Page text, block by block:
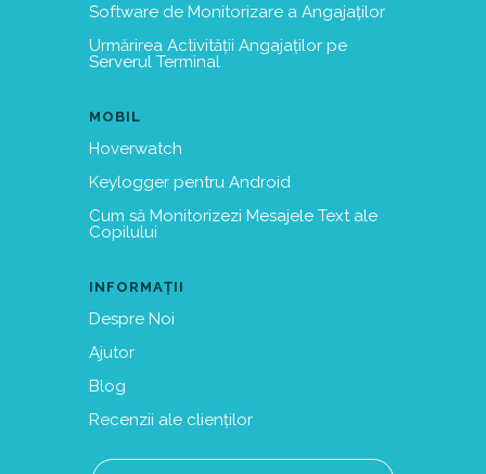
Software de Monitorizare a Angajaților
Urmărirea Activității Angajaților pe
Serverul Terminal
MOBIL
Hoverwatch
Keylogger pentru Android
Cum să Monitorizezi Mesajele Text ale
Copilului
INFORMAȚII
Despre Noi
Ajutor
Blog
Recenzii ale clienților